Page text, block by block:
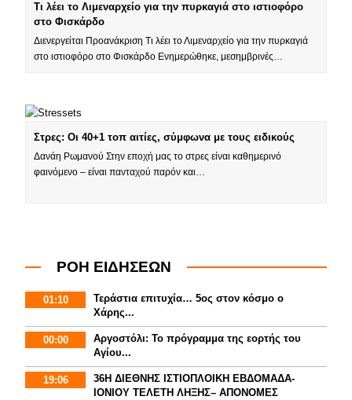
Τι λέει το Λιμεναρχείο για την πυρκαγιά στο ιστιοφόρο
στο Φισκάρδο
Διενεργείται Προανάκριση Τι λέει το Λιμεναρχείο για την πυρκαγιά
στο ιστιοφόρο στο Φισκάρδο Ενημερώθηκε, μεσημβρινές…
Στρες: Οι 40+1 τοπ αιτίες, σύμφωνα με τους ειδικούς
Δανάη Ρωμανού Στην εποχή μας το στρες είναι καθημερινό
φαινόμενο – είναι πανταχού παρόν και…
ΡΟΗ ΕΙΔΗΣΕΩΝ
01:10
Τεράστια επιτυχία… 5ος στον κόσμο ο
Χάρης...
00:00
Αργοστόλι: Το πρόγραμμα της εορτής του
Αγίου...
19:06
36Η ΔΙΕΘΝΗΣ ΙΣΤΙΟΠΛΟΙΚΗ ΕΒΔΟΜΑΔΑ-
ΙΟΝΙΟΥ ΤΕΛΕΤΗ ΛΗΞΗΣ– ΑΠΟΝΟΜΕΣ